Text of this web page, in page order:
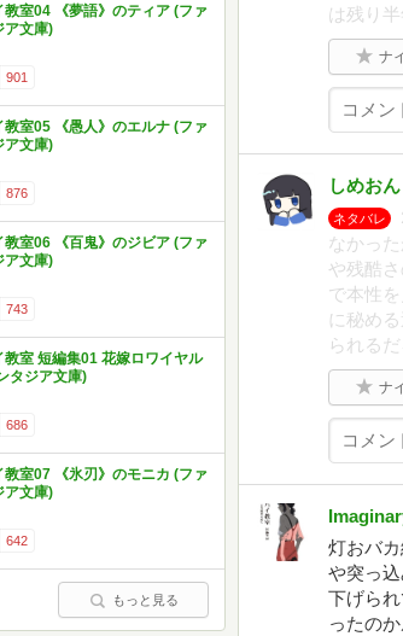
教室04 《夢語》のティア (ファ
ア文庫)
901
教室05 《愚人》のエルナ (ファ
ア文庫)
876
教室06 《百鬼》のジビア (ファ
ア文庫)
743
教室 短編集01 花嫁ロワイヤル
タジア文庫)
686
教室07 《氷刃》のモニカ (ファ
ア文庫)
642
もっと見る
は残り
ナ
しめおん
ネタバレ
なかっ
や残酷
で本性
に秘め
られる
ナ
灯おバ
や突っ
下げら
ったの